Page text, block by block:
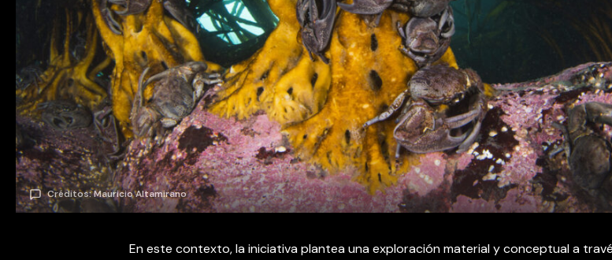
Créditos: Mauricio Altamirano
En este contexto, la iniciativa plantea una exploración material y conceptual a